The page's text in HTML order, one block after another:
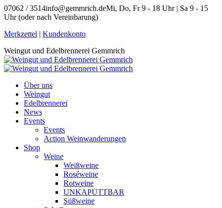
Zum
Inhalt
07062 / 3514info@gemmrich.deMi, Do, Fr 9 - 18 Uhr | Sa 9 - 15
Uhr (oder nach Vereinbarung)
Facebook
opens
in
new
Instagram
opens
in
new
Merkzettel | Kundenkonto
Weingut und Edelbrennerei Gemmrich
Über uns
Weingut
Edelbrennerei
News
Events
Events
Action Weinwanderungen
Shop
Weine
Weißweine
Roséweine
Rotweine
UNKAPUTTBAR
Süßweine